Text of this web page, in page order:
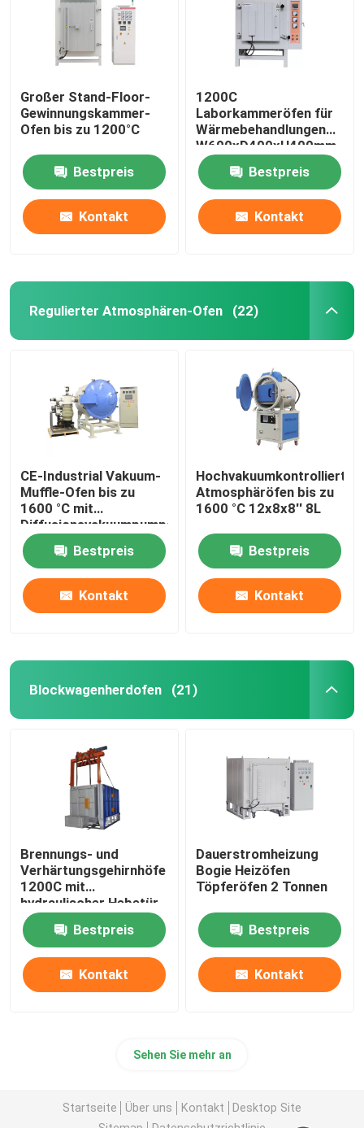
Großer Stand-Floor-
Gewinnungskammer-
Ofen bis zu 1200°C
Bestpreis
Kontakt
1200C
Laborkammeröfen für
Wärmebehandlungen
W600xD400xH400mm
Bestpreis
Kontakt
Regulierter Atmosphären-Ofen (22)
CE-Industrial Vakuum-
Muffle-Ofen bis zu
1600 °C mit
Diffusionsvakuumpumpen
Bestpreis
Kontakt
Hochvakuumkontrollierter
Atmosphäröfen bis zu
1600 °C 12x8x8′′ 8L
Bestpreis
Kontakt
Blockwagenherdofen (21)
Brennungs- und
Verhärtungsgehirnhöfe
1200C mit
hydraulischer Hebetür
Bestpreis
Kontakt
Dauerstromheizung
Bogie Heizöfen
Töpferöfen 2 Tonnen
Bestpreis
Kontakt
Sehen Sie mehr an
Startseite Über uns Kontakt
Desktop Site